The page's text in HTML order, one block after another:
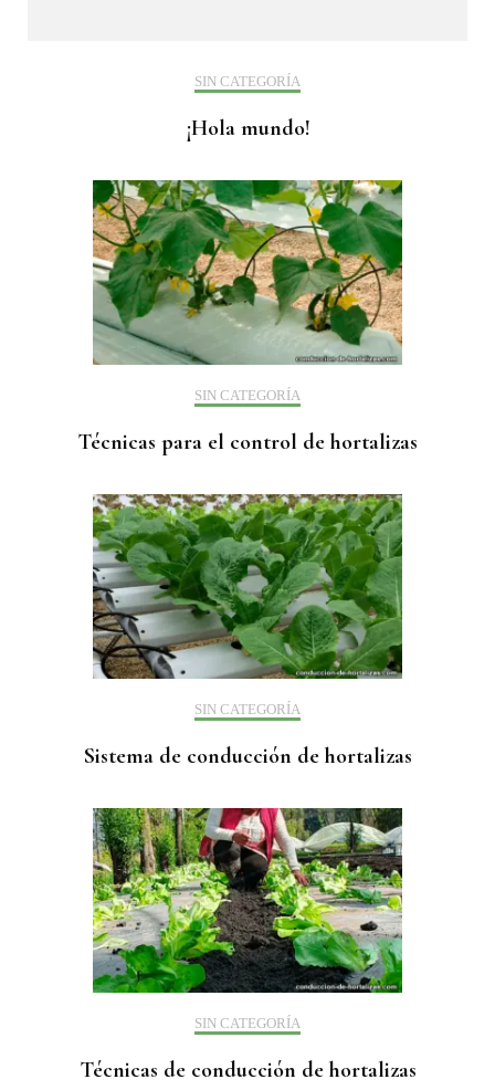
SIN CATEGORÍA
¡Hola mundo!
SIN CATEGORÍA
Técnicas para el control de hortalizas
SIN CATEGORÍA
Sistema de conducción de hortalizas
SIN CATEGORÍA
Técnicas de conducción de hortalizas